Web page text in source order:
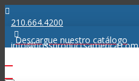
210.664.4200
info@bossproductsamerica.com
Descargue nuestro catálogo